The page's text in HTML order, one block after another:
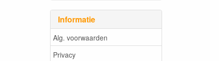
Informatie
Alg. voorwaarden
Privacy